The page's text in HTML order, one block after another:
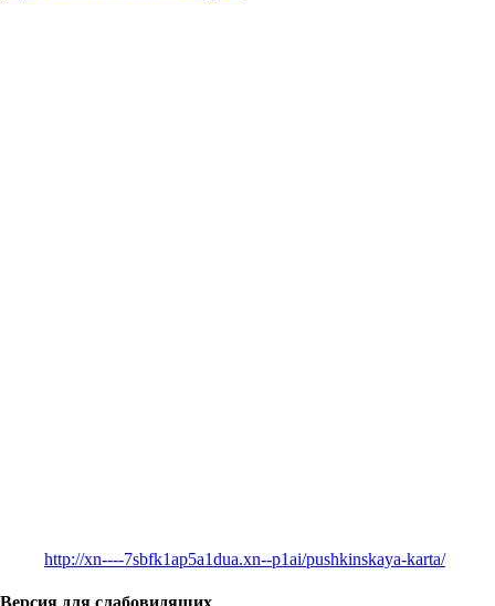
http://xn----7sbfk1ap5a1dua.xn--p1ai/pushkinskaya-karta/